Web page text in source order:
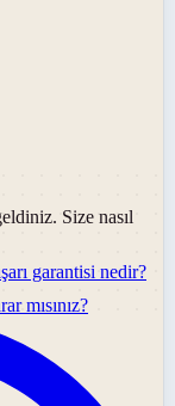
Size nasıl
garantisi nedir?
mısınız?